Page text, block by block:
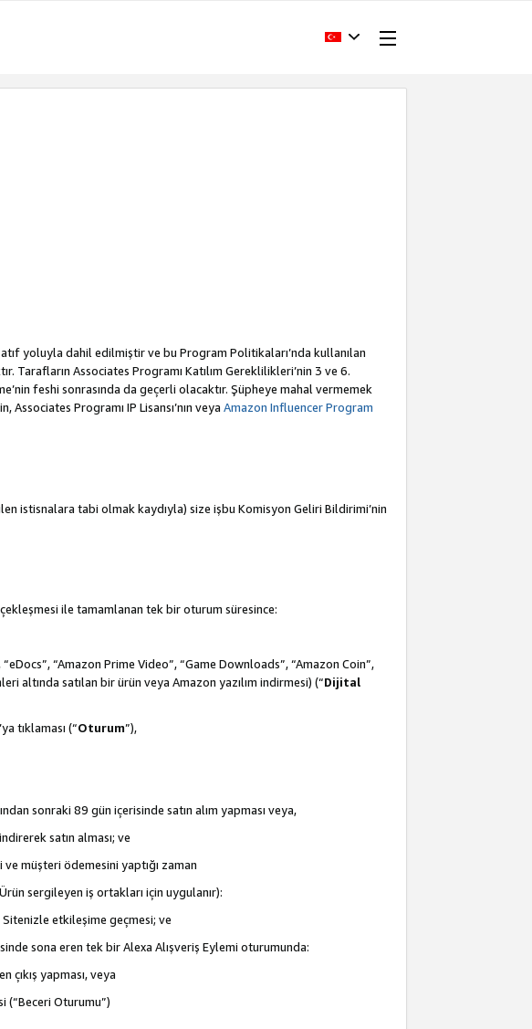
yoluyla dahil edilmiştir ve bu Program Politikaları’nda kullanılan
Tarafların Associates Programı Katılım Gereklilikleri’nin 3 ve 6.
feshi sonrasında da geçerli olacaktır. Şüpheye mahal vermemek
Associates Programı IP Lisansı’nın veya Amazon Influencer Program
istisnalara tabi olmak kaydıyla) size işbu Komisyon Geliri Bildirimi’nin
ile tamamlanan tek bir oturum süresince:
“Amazon Prime Video”, “Game Downloads”, “Amazon Coin”,
altında satılan bir ürün veya Amazon yazılım indirmesi) (“Dijital
tıklaması (“Oturum”),
sonraki 89 gün içerisinde satın alım yapması veya,
satın alması; ve
müşteri ödemesini yaptığı zaman
sergileyen iş ortakları için uygulanır):
etkileşime geçmesi; ve
sona eren tek bir Alexa Alışveriş Eylemi oturumunda:
çıkış yapması, veya
(“Beceri Oturumu”)